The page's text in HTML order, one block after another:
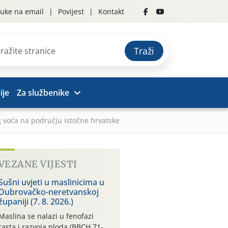
na email Povijest Kontakt
Traži
Za službenike
na području istočne hrvatske
VIJESTI
uvjeti u maslinicima u
neretvanskoj
(7. 8. 2026.)
se nalazi u fenofazi